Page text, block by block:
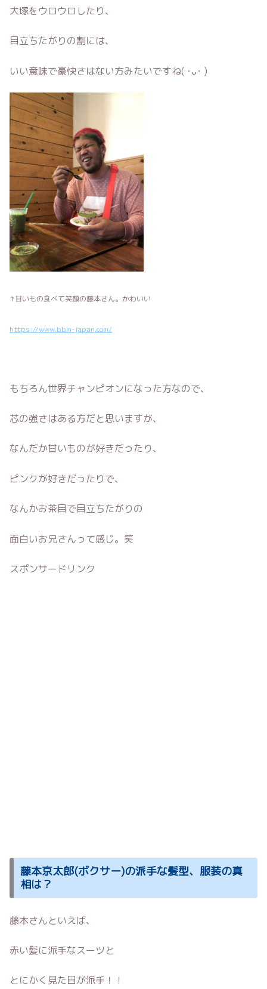
大塚をウロウロしたり、
目立ちたがりの割には、
いい意味で豪快さはない方みたいですね( ･ᴗ･ )
↑甘いもの食べて笑顔の藤本さん。かわいい
https://www.bbm-japan.com/
もちろん世界チャンピオンになった方なので、
芯の強さはある方だと思いますが、
なんだか甘いものが好きだったり、
ピンクが好きだったりで、
なんかお茶目で目立ちたがりの
面白いお兄さんって感じ。笑
スポンサードリンク
藤本京太郎(ボクサー)の派手な髪型、服装の真
相は？
藤本さんといえば、
赤い髪に派手なスーツと
とにかく見た目が派手！！